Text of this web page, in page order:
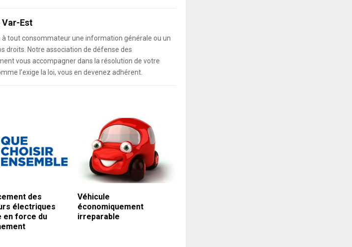
Var-Est
à tout consommateur une information générale ou un
droits. Notre association de défense des
vous accompagner dans la résolution de votre
l’exige la loi, vous en devenez adhérent.
des
électriques
en force du
Véhicule
économiquement
irreparable